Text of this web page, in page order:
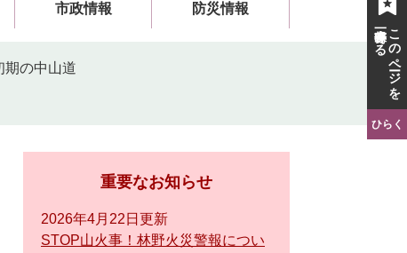
市政情報 防災情報
の中山道
重要なお知らせ
2026年4月22日更新
STOP山火事！林野火災警報につい
このページを
一時保存する
ひらく